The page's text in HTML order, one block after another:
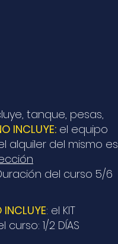
tanque, pesas,
INCLUYE: el equipo
alquiler del mismo es
del curso 5/6
INCLUYE: el KIT
curso: 1/2 DÍAS